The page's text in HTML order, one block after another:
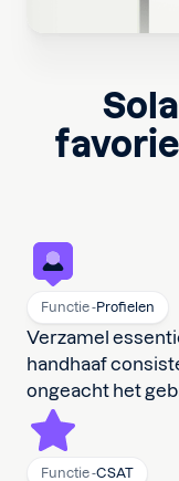
Functie -Profielen
Verzamel
handhaaf
ongeacht het
Functie -CSAT